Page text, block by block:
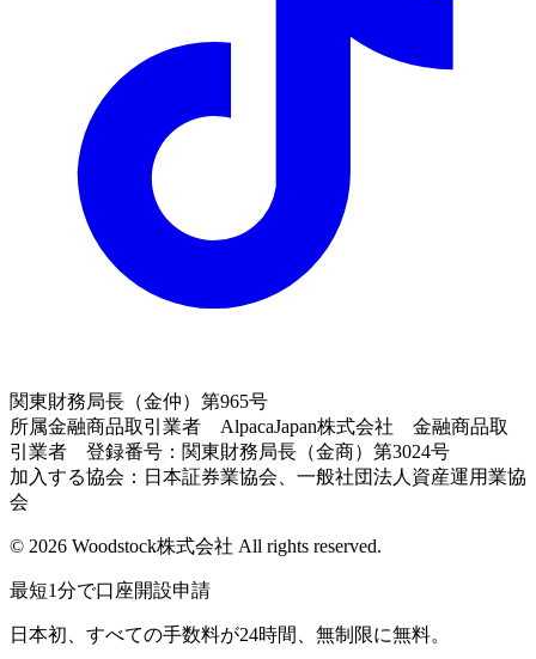
関東財務局長（金仲）第965号
所属金融商品取引業者 AlpacaJapan株式会社 金融商品取
引業者 登録番号：関東財務局長（金商）第3024号
加入する協会：日本証券業協会、一般社団法人資産運用業協
会
© 2026 Woodstock株式会社 All rights reserved.
最短1分で口座開設申請
日本初、すべての手数料が24時間、無制限に無料。